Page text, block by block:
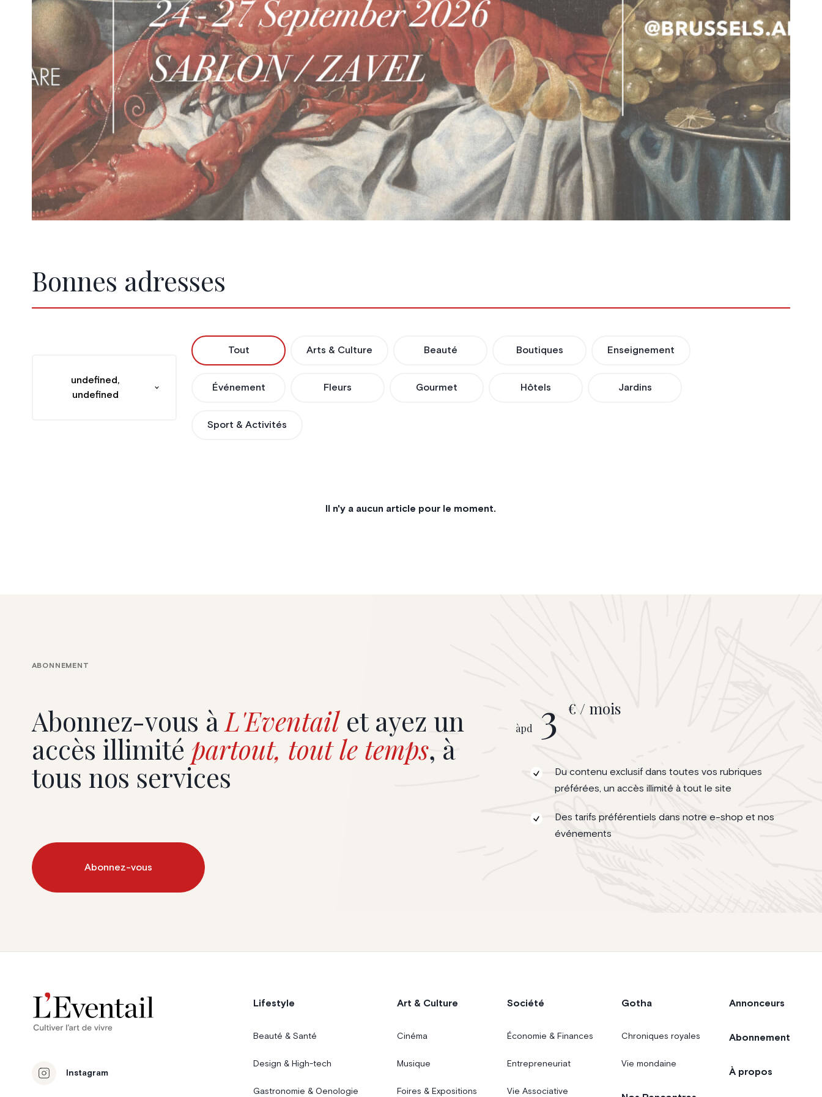
Bonnes adresses
undefined,
undefined
Tout Arts & Culture Beauté Boutiques Enseignement
Événement Fleurs Gourmet Hôtels Jardins
Sport & Activités
Il n'y a aucun article pour le moment.
Abonnez-vous àL'Eventailet ayez un
accès illimité partout, tout le temps, à
tous nos services
ABONNEMENT
Abonnez-vous
àpd 3 € / mois
Du contenu exclusif dans toutes vos rubriques
préférées, un accès illimité à tout le site
Des tarifs préférentiels dans notre e-shop et nos
événements
Instagram
Lifestyle
Beauté & Santé
Design & High-tech
Gastronomie & Oenologie
Art & Culture
Cinéma
Musique
Foires & Expositions
Société
Économie & Finances
Entrepreneuriat
Vie Associative
Gotha
Chroniques royales
Vie mondaine
Annonceurs
Abonnement
À propos